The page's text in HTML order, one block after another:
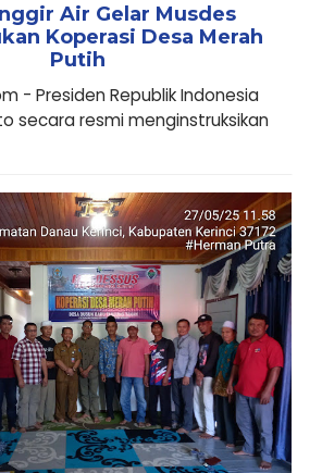
Air Gelar Musdes
Koperasi Desa Merah
Putih
- Presiden Republik Indonesia
secara resmi menginstruksikan